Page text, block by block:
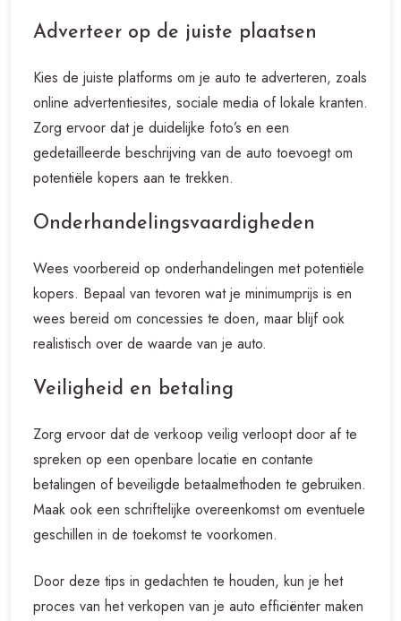
Adverteer op de juiste plaatsen
Kies de juiste platforms om je auto te adverteren, zoals
online advertentiesites, sociale media of lokale kranten.
Zorg ervoor dat je duidelijke foto’s en een
gedetailleerde beschrijving van de auto toevoegt om
potentiële kopers aan te trekken.
Onderhandelingsvaardigheden
Wees voorbereid op onderhandelingen met potentiële
kopers. Bepaal van tevoren wat je minimumprijs is en
wees bereid om concessies te doen, maar blijf ook
realistisch over de waarde van je auto.
Veiligheid en betaling
Zorg ervoor dat de verkoop veilig verloopt door af te
spreken op een openbare locatie en contante
betalingen of beveiligde betaalmethoden te gebruiken.
Maak ook een schriftelijke overeenkomst om eventuele
geschillen in de toekomst te voorkomen.
Door deze tips in gedachten te houden, kun je het
proces van het verkopen van je auto efficiënter maken